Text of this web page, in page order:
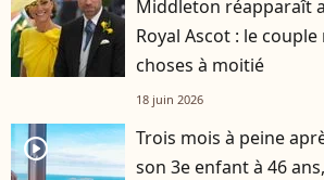
Middleton réapparaît
Royal Ascot : le
choses à moitié
18 juin 2026
player2
Trois mois à peine
son 3e enfant à 46